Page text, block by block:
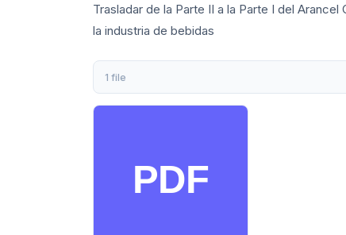
Trasladar de la Parte II a la Parte I del
la industria de bebidas
1 file